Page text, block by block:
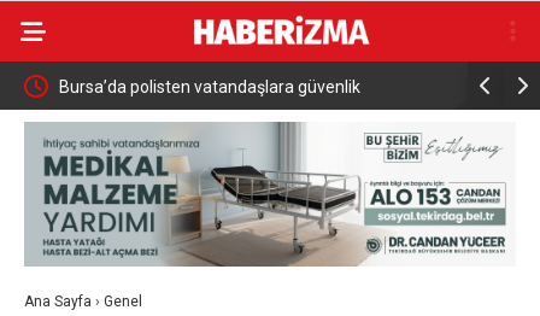
Bursa’da polisten vatandaşlara güvenlik
bilgilendirmesi
Ticaret
Raporu
Ana Sayfa › Genel